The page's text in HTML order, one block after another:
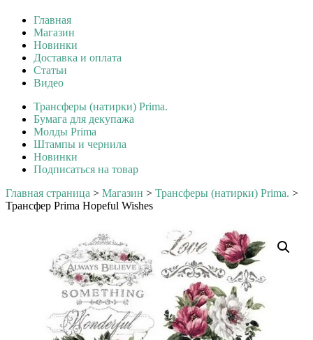
Главная
Магазин
Новинки
Доставка и оплата
Статьи
Видео
Трансферы (натирки) Prima.
Бумага для декупажа
Молды Prima
Штампы и чернила
Новинки
Подписаться на товар
Главная страница > Магазин > Трансферы (натирки) Prima. >
Трансфер Prima Hopeful Wishes